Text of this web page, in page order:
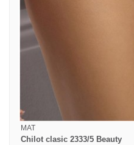
MAT
Chilot clasic 2333/5 Beauty